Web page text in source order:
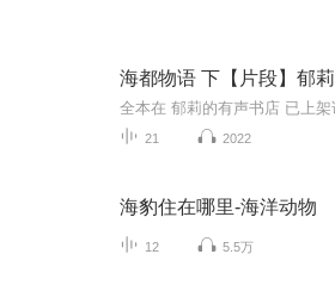
海都物语 下【片段】郁莉
21 2022
海豹住在哪里-海洋动物
12 5.5万